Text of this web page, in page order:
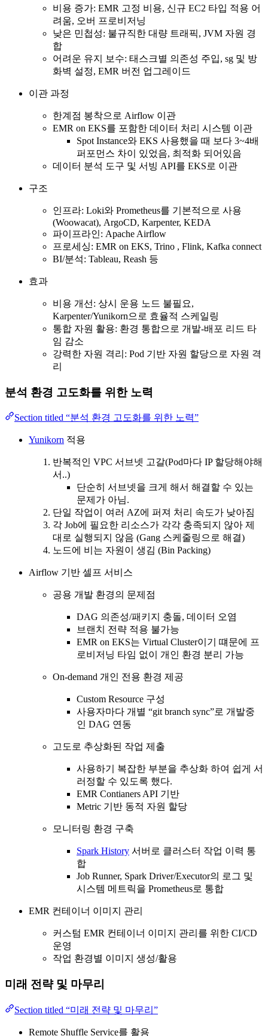
비용 증가: EMR 고정 비용, 신규 EC2 타입 적용 어
려움, 오버 프로비저닝
낮은 민첩성: 불규직한 대량 트래픽, JVM 자원 경
합
어려운 유지 보수: 태스크별 의존성 주입, sg 및 방
화벽 설정, EMR 버전 업그레이드
이관 과정
한계점 봉착으로 Airflow 이관
EMR on EKS를 포함한 데이터 처리 시스템 이관
Spot Instance와 EKS 사용했을 때 보다 3~4배
퍼포먼스 차이 있었음, 최적화 되어있음
데이터 분석 도구 및 서빙 API를 EKS로 이관
구조
인프라: Loki와 Prometheus를 기본적으로 사용
(Woowacat), ArgoCD, Karpenter, KEDA
파이프라인: Apache Airflow
프로세싱: EMR on EKS, Trino , Flink, Kafka connect
BI/분석: Tableau, Reash 등
효과
비용 개선: 상시 운용 노드 불필요,
Karpenter/Yunikorn으로 효율적 스케일링
통합 자원 활용: 환경 통합으로 개발-배포 리드 타
임 감소
강력한 자원 격리: Pod 기반 자원 할당으로 자원 격
리
분석 환경 고도화를 위한 노력
Section titled “분석 환경 고도화를 위한 노력”
Yunikorn 적용
반복적인 VPC 서브넷 고갈(Pod마다 IP 할당해야해
서..)
단순히 서브넷을 크게 해서 해결할 수 있는
문제가 아님.
단일 작업이 여러 AZ에 퍼져 처리 속도가 낮아짐
각 Job에 필요한 리소스가 각각 충족되지 않아 제
대로 실행되지 않음 (Gang 스케줄링으로 해결)
노드에 비는 자원이 생김 (Bin Packing)
Airflow 기반 셀프 서비스
공용 개발 환경의 문제점
DAG 의존성/패키지 충돌, 데이터 오염
브랜치 전략 적용 불가능
EMR on EKS는 Virtual Cluster이기 떄문에 프
로비저닝 타임 없이 개인 환경 분리 가능
On-demand 개인 전용 환경 제공
Custom Resource 구성
사용자마다 개별 “git branch sync”로 개발중
인 DAG 연동
고도로 추상화된 작업 제출
사용하기 복잡한 부분을 추상화 하여 쉽게 서
러정할 수 있도록 했다.
EMR Contianers API 기반
Metric 기반 동적 자원 할당
모니터링 환경 구축
Spark History 서버로 클러스터 작업 이력 통
합
Job Runner, Spark Driver/Executor의 로그 및
시스템 메트릭을 Prometheus로 통합
EMR 컨테이너 이미지 관리
커스텀 EMR 컨테이너 이미지 관리를 위한 CI/CD
운영
작업 환경별 이미지 생성/활용
미래 전략 및 마무리
Section titled “미래 전략 및 마무리”
Remote Shuffle Service를 활용